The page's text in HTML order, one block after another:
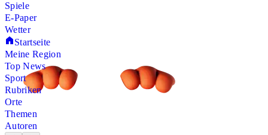
Spiele
E-Paper
Wetter
Startseite
Meine Region
Top News
Sport
Rubriken
Orte
Themen
Autoren